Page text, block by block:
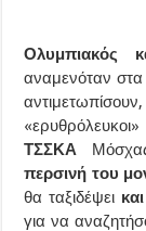
Ολυμπιακός
αναμενόταν στα
«ερυθρόλευκοι»
ΤΣΣΚΑ
περσινή του
θα ταξιδέψει
για να